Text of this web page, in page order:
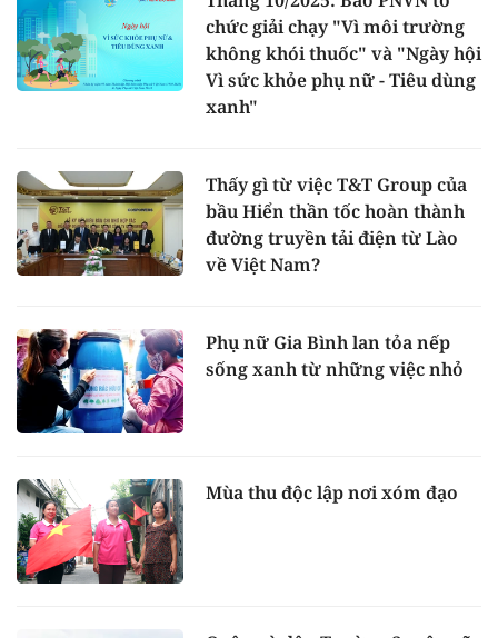
chức giải chạy "Vì môi trường
không khói thuốc" và "Ngày hội
Vì sức khỏe phụ nữ - Tiêu dùng
xanh"
Thấy gì từ việc T&T Group của
bầu Hiển thần tốc hoàn thành
đường truyền tải điện từ Lào
về Việt Nam?
Phụ nữ Gia Bình lan tỏa nếp
sống xanh từ những việc nhỏ
Mùa thu độc lập nơi xóm đạo